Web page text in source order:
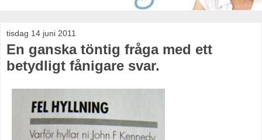
tisdag 14 juni 2011
En ganska töntig fråga med ett
betydligt fånigare svar.